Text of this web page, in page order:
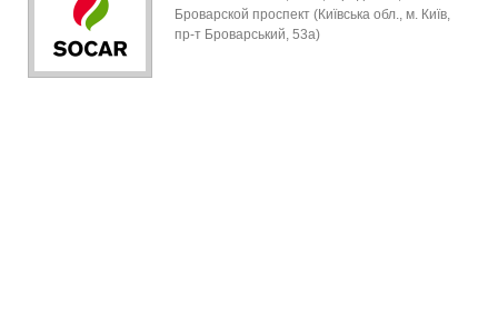
Броварской проспект (Київська обл., м. Київ,
пр-т Броварський, 53а)